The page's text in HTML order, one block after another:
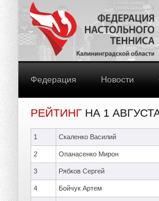
Федерация Новости
РЕЙТИНГ НА 1
1 Скаленко Василий
2 Опанасенко Мирон
3 Рябков Сергей
4 Бойчук Артем